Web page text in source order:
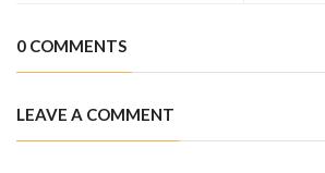
0 COMMENTS
LEAVE A COMMENT